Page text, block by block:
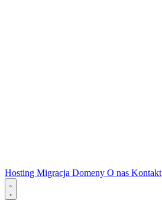
Hosting Migracja Domeny O nas Kontakt